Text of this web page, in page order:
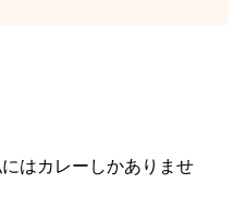
はカレーしかありませ